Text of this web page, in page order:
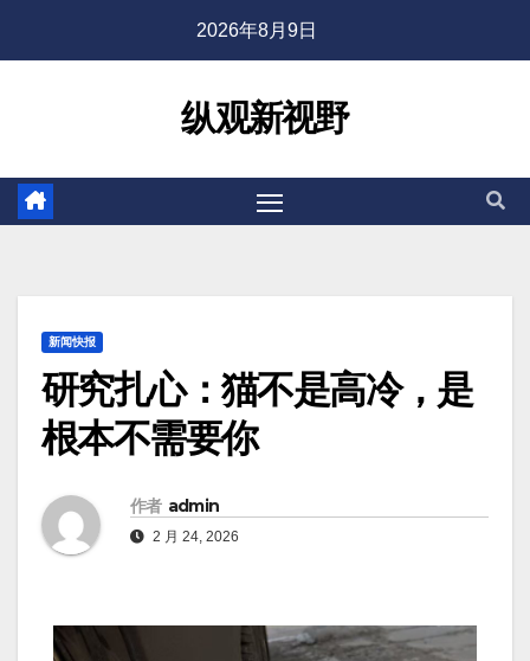
2026年8月9日
纵观新视野
新闻快报
研究扎心：猫不是高冷，是
根本不需要你
作者 admin
2 月 24, 2026